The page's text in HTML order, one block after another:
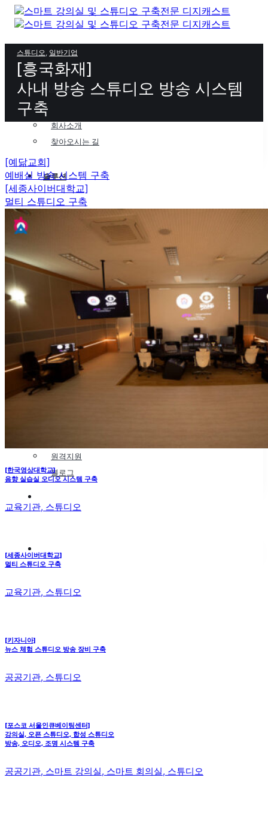
Skip
회사소개
회사소개
찾아오시는 길
솔루션
스마트 회의실 | 중형 회의실
스마트 회의실 | 대형 컨퍼런스 룸
구축실적
제품소개
고객지원
공지 게시판
원격지원
블로그
스튜디오, 일반기업
[흥국화재]
사내 방송 스튜디오 방송 시스템
구축
[예닮교회]
예배실 방송 시스템 구축
[세종사이버대학교]
멀티 스튜디오 구축
[한국영상대학교]
음향 실습실 오디오 시스템 구축
교육기관, 스튜디오
[세종사이버대학교]
멀티 스튜디오 구축
교육기관, 스튜디오
[키자니아]
뉴스 체험 스튜디오 방송 장비 구축
공공기관, 스튜디오
[포스코 서울인큐베이팅센터]
강의실, 오픈 스튜디오, 합성 스튜디오
방송, 오디오, 조명 시스템 구축
공공기관, 스마트 강의실, 스마트 회의실, 스튜디오